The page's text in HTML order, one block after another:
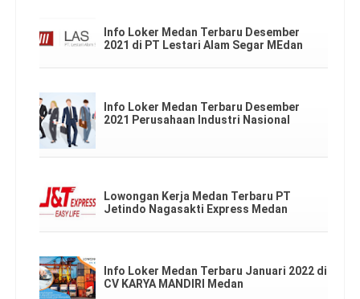
Info Loker Medan Terbaru Desember
2021 di PT Lestari Alam Segar MEdan
Info Loker Medan Terbaru Desember
2021 Perusahaan Industri Nasional
Lowongan Kerja Medan Terbaru PT
Jetindo Nagasakti Express Medan
Info Loker Medan Terbaru Januari 2022 di
CV KARYA MANDIRI Medan